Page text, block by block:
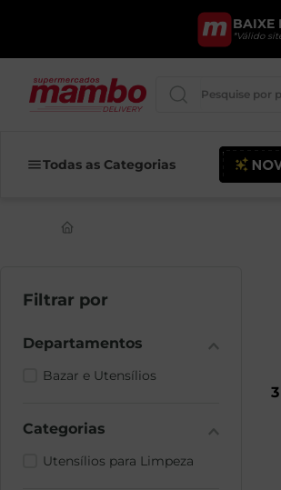
BAIXE
*Válido
Pesquise por
Todas as Categorias
Bazar e Utensílios
Utensílios para Limpeza
3
Iogurte
Pao
Cerveja